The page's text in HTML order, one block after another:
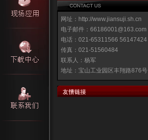
网址：http://www.jiansuji.sh.cn
电子邮件：66186001@163.com
电话：021-65311566 56147424
传真：021-51560484
联系人：杨军
地址：宝山工业园区丰翔路876号